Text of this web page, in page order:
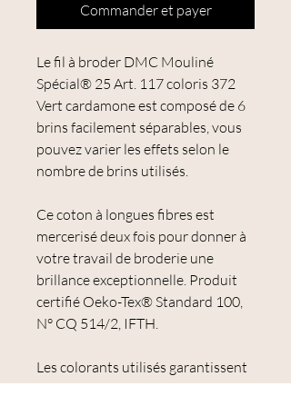
Commander et payer
Le fil à broder DMC Mouliné
Spécial® 25 Art. 117 coloris 372
Vert cardamone est composé de 6
brins facilement séparables, vous
pouvez varier les effets selon le
nombre de brins utilisés.
Ce coton à longues fibres est
mercerisé deux fois pour donner à
votre travail de broderie une
brillance exceptionnelle. Produit
certifié Oeko-Tex® Standard 100,
N° CQ 514/2, IFTH.
Les colorants utilisés garantissent
une excellente résistance au